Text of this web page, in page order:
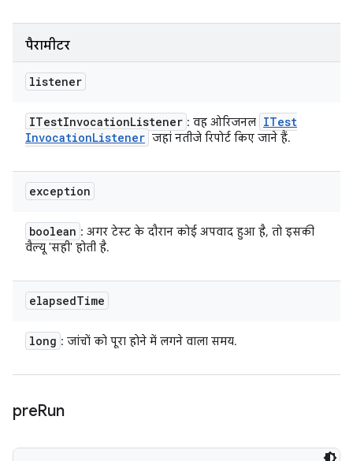
पैरामीटर
listener
ITestInvocationListener : वह ओरिजनल ITest
InvocationListener जहां नतीजे रिपोर्ट किए जाने हैं.
exception
boolean : अगर टेस्ट के दौरान कोई अपवाद हुआ है, तो इसकी
वैल्यू 'सही' होती है.
elapsedTime
long : जांचों को पूरा होने में लगने वाला समय.
preRun